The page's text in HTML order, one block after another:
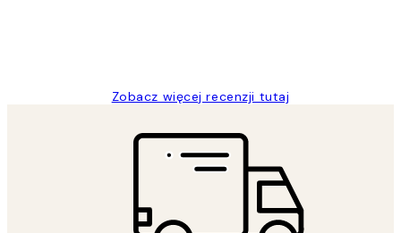
Zobacz więcej recenzji tutaj